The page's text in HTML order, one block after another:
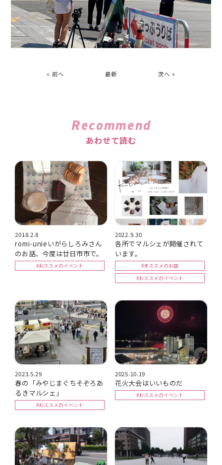
« 前へ 最新 次へ »
Recommend
あわせて読む
2018.2.8
romi-unieいがらしろみさん
のお話、今度は廿日市市で。
#おススメのイベント
2022.9.30
各所でマルシェが開催されて
います。
#オススメのお店
#おススメのイベント
2023.5.29
春の「みやじまぐちそぞろあ
るきマルシェ」
#おススメのイベント
2025.10.19
花火大会はいいものだ
#おススメのイベント